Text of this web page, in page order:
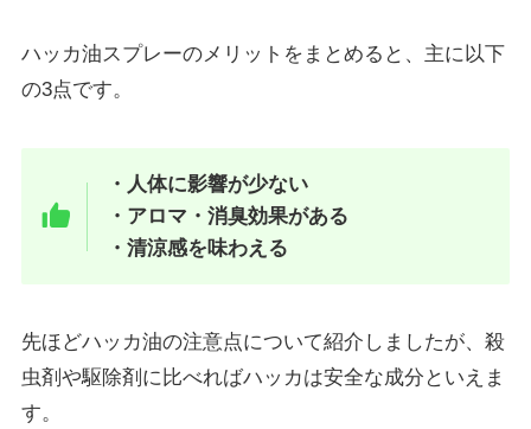
ハッカ油スプレーのメリットをまとめると、主に以下
の3点です。
・人体に影響が少ない
・アロマ・消臭効果がある
・清涼感を味わえる
先ほどハッカ油の注意点について紹介しましたが、殺
虫剤や駆除剤に比べればハッカは安全な成分といえま
す。